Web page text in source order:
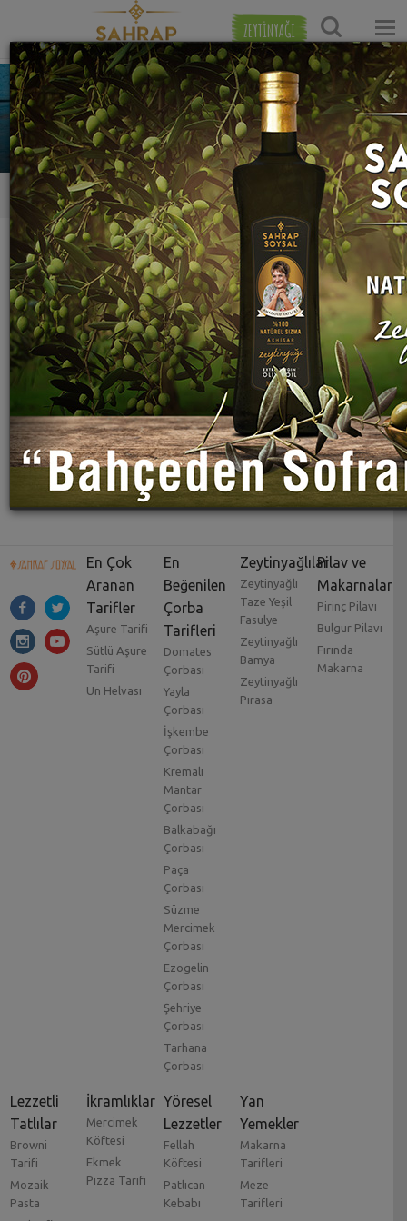
ZEYTİNYAĞI
HİCRAN ALBAYRAKTAROĞLU
0 0 0
Tarifleri Yaptığı Tarifler Favori Tarifleri Takip Ettikleri
Yaptığı hiç yemek yok:(
En Çok
Aranan
Tarifler
Aşure Tarifi
Sütlü Aşure
Tarifi
Un Helvası
En
Beğenilen
Çorba
Tarifleri
Domates
Çorbası
Yayla
Çorbası
İşkembe
Çorbası
Kremalı
Mantar
Çorbası
Balkabağı
Çorbası
Paça
Çorbası
Süzme
Mercimek
Çorbası
Ezogelin
Çorbası
Şehriye
Çorbası
Tarhana
Çorbası
Zeytinyağlılar
Zeytinyağlı
Taze Yeşil
Fasulye
Zeytinyağlı
Bamya
Zeytinyağlı
Pırasa
Pilav ve
Makarnalar
Pirinç Pilavı
Bulgur Pilavı
Fırında
Makarna
Lezzetli
Tatlılar
Browni
Tarifi
Mozaik
Pasta
İkramlıklar
Mercimek
Köftesi
Ekmek
Pizza Tarifi
Yöresel
Lezzetler
Fellah
Köftesi
Patlıcan
Kebabı
Yan
Yemekler
Makarna
Tarifleri
Meze
Tarifleri